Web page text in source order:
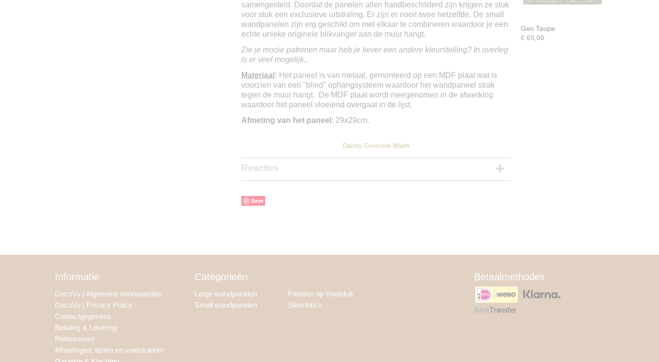
samengesteld. Doordat de panelen allen handbeschilderd zijn krijgen ze stuk
voor stuk een exclusieve uitstraling. Er zijn er nooit twee hetzelfde. De small
wandpanelen zijn erg geschikt om met elkaar te combineren waardoor je een
echte unieke originele blikvanger aan de muur hangt.
Zie je mooie patronen maar heb je liever een andere kleurstelling? In overleg
is er veel mogelijk...
Materiaal : Het paneel is van metaal, gemonteerd op een MDF plaat wat is
voorzien van een "blind" ophangsysteem waardoor het wandpaneel strak
tegen de muur hangt. De MDF plaat wordt meegenomen in de afwerking
waardoor het paneel vloeiend overgaat in de lijst.
Afmeting van het paneel : 29x29cm.
Dainty Concrete Wash
Reacties
Save
Geo Taupe
€ 65,00
Informatie
DecoVu | Algemene voorwaarden
DecoVu | Privacy Policy
Contactgegevens
Betaling & Levering
Retourneren
Afmetingen, lijsten en voetstukken
Categorieën
Large wandpanelen
Small wandpanelen
Panelen op Voetstuk
Sfeerfoto's
Betaalmethodes